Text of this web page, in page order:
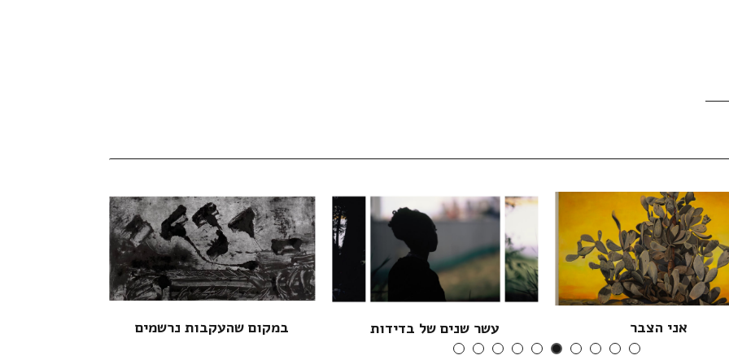
במקום שהעקבות נרשמים עשר שנים של בדידות אני הצבר